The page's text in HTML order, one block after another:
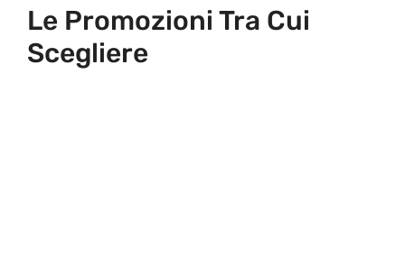
Le Promozioni Tra Cui
Scegliere